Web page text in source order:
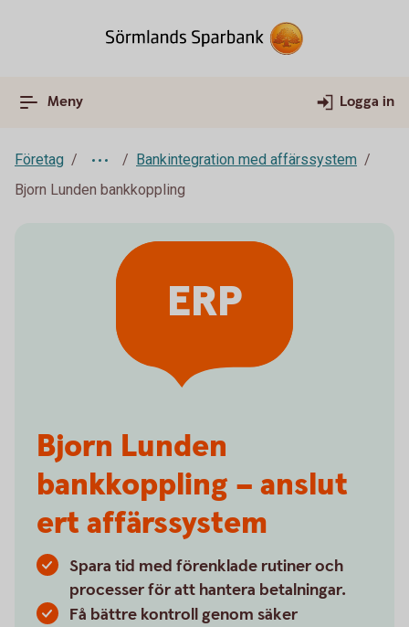
Meny Logga in
Företag
Bankintegration med affärssystem
Bjorn Lunden bankkoppling
Bjorn Lunden
bankkoppling – anslut
ert affärssystem
Spara tid med förenklade rutiner och
processer för att hantera betalningar.
Få bättre kontroll genom säker
ERP